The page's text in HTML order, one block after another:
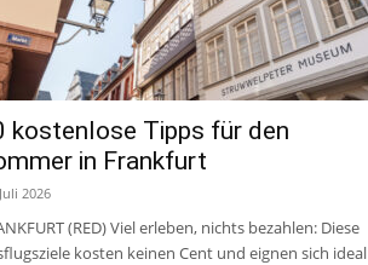
kostenlose Tipps für den
in Frankfurt
2026
(RED) Viel erleben, nichts bezahlen: Diese
kosten keinen Cent und eignen sich ideal